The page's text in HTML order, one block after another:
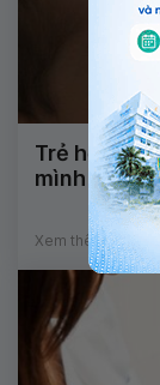
Trẻ hơn
mình có
Xem thêm